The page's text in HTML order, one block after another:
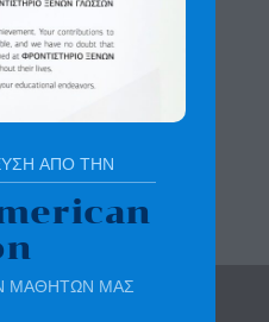
8, Άνω Πεύκη
2, Λυκόβρυση
για χάρτη
| sotirchou.gr
ΑΠΟ ΤΗΝ
ΜΑΘΗΤΩΝ ΜΑΣ